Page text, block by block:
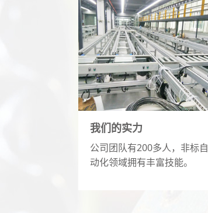
我们的实力
公司团队有200多人，非标自
动化领域拥有丰富技能。